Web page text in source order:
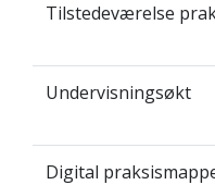
Tilstedeværelse
Undervisningsøkt
Digital